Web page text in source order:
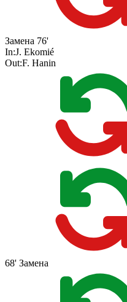
Замена 76'
In:J. Ekomié
Out:F. Hanin
68' Замена